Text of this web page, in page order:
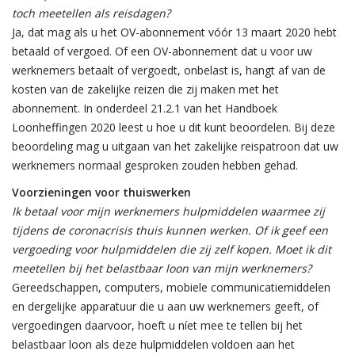
toch meetellen als reisdagen?
Ja, dat mag als u het OV-abonnement vóór 13 maart 2020 hebt
betaald of vergoed. Of een OV-abonnement dat u voor uw
werknemers betaalt of vergoedt, onbelast is, hangt af van de
kosten van de zakelijke reizen die zij maken met het
abonnement. In onderdeel 21.2.1 van het Handboek
Loonheffingen 2020 leest u hoe u dit kunt beoordelen. Bij deze
beoordeling mag u uitgaan van het zakelijke reispatroon dat uw
werknemers normaal gesproken zouden hebben gehad.
Voorzieningen voor thuiswerken
Ik betaal voor mijn werknemers hulpmiddelen waarmee zij
tijdens de coronacrisis thuis kunnen werken. Of ik geef een
vergoeding voor hulpmiddelen die zij zelf kopen. Moet ik dit
meetellen bij het belastbaar loon van mijn werknemers?
Gereedschappen, computers, mobiele communicatiemiddelen
en dergelijke apparatuur die u aan uw werknemers geeft, of
vergoedingen daarvoor, hoeft u níet mee te tellen bij het
belastbaar loon als deze hulpmiddelen voldoen aan het